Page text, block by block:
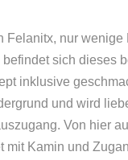
Felanitx, nur
befindet sich dieses
inklusive
und wird
Von hier
mit Kamin und